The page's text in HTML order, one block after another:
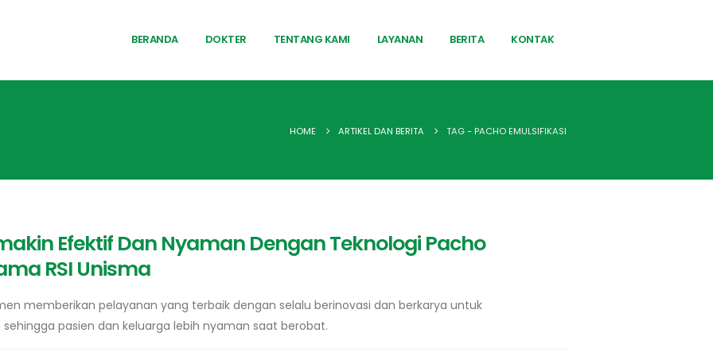
BERANDA DOKTER TENTANG KAMI LAYANAN BERITA KONTAK
HOME ARTIKEL DAN BERITA TAG - PACHO EMULSIFIKASI
Efektif Dan Nyaman Dengan Teknologi Pacho
RSI Unisma
memberikan pelayanan yang terbaik dengan selalu berinovasi dan berkarya untuk
pasien dan keluarga lebih nyaman saat berobat.